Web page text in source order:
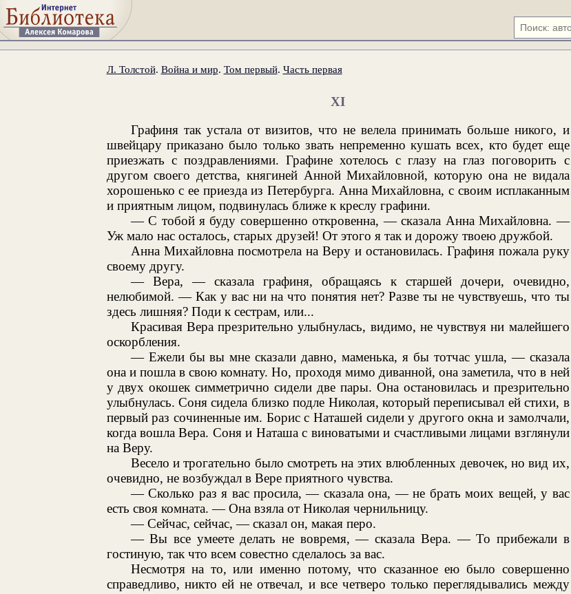
Л. Толстой. Война и мир. Том первый. Часть первая
XI
Графиня так устала от визитов, что не велела принимать больше никого, и
швейцару приказано было только звать непременно кушать всех, кто будет еще
приезжать с поздравлениями. Графине хотелось с глазу на глаз поговорить с
другом своего детства, княгиней Анной Михайловной, которую она не видала
хорошенько с ее приезда из Петербурга. Анна Михайловна, с своим исплаканным
и приятным лицом, подвинулась ближе к креслу графини.
— С тобой я буду совершенно откровенна, — сказала Анна Михайловна. —
Уж мало нас осталось, старых друзей! От этого я так и дорожу твоею дружбой.
Анна Михайловна посмотрела на Веру и остановилась. Графиня пожала руку
своему другу.
— Вера, — сказала графиня, обращаясь к старшей дочери, очевидно,
нелюбимой. — Как у вас ни на что понятия нет? Разве ты не чувствуешь, что ты
здесь лишняя? Поди к сестрам, или...
Красивая Вера презрительно улыбнулась, видимо, не чувствуя ни малейшего
оскорбления.
— Ежели бы вы мне сказали давно, маменька, я бы тотчас ушла, — сказала
она и пошла в свою комнату. Но, проходя мимо диванной, она заметила, что в ней
у двух окошек симметрично сидели две пары. Она остановилась и презрительно
улыбнулась. Соня сидела близко подле Николая, который переписывал ей стихи, в
первый раз сочиненные им. Борис с Наташей сидели у другого окна и замолчали,
когда вошла Вера. Соня и Наташа с виноватыми и счастливыми лицами взглянули
на Веру.
Весело и трогательно было смотреть на этих влюбленных девочек, но вид их,
очевидно, не возбуждал в Вере приятного чувства.
— Сколько раз я вас просила, — сказала она, — не брать моих вещей, у вас
есть своя комната. — Она взяла от Николая чернильницу.
— Сейчас, сейчас, — сказал он, макая перо.
— Вы все умеете делать не вовремя, — сказала Вера. — То прибежали в
гостиную, так что всем совестно сделалось за вас.
Несмотря на то, или именно потому, что сказанное ею было совершенно
справедливо, никто ей не отвечал, и все четверо только переглядывались между